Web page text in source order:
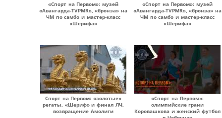
«Спорт на Первом»: музей
«Авангарда-TVPMR», «бронза» на
ЧМ по самбо и мастер-класс
«Шерифа»
«Спорт на Первом»: музей
«Авангарда-TVPMR», «бронза» на
ЧМ по самбо и мастер-класс
«Шерифа»
Спорт на Первом: «золотые»
регаты, «Шериф» и финал ЛЧ,
возвращение Амолиги
«Спорт на Первом»:
олимпийские грани
Коровашкова и женский футбол